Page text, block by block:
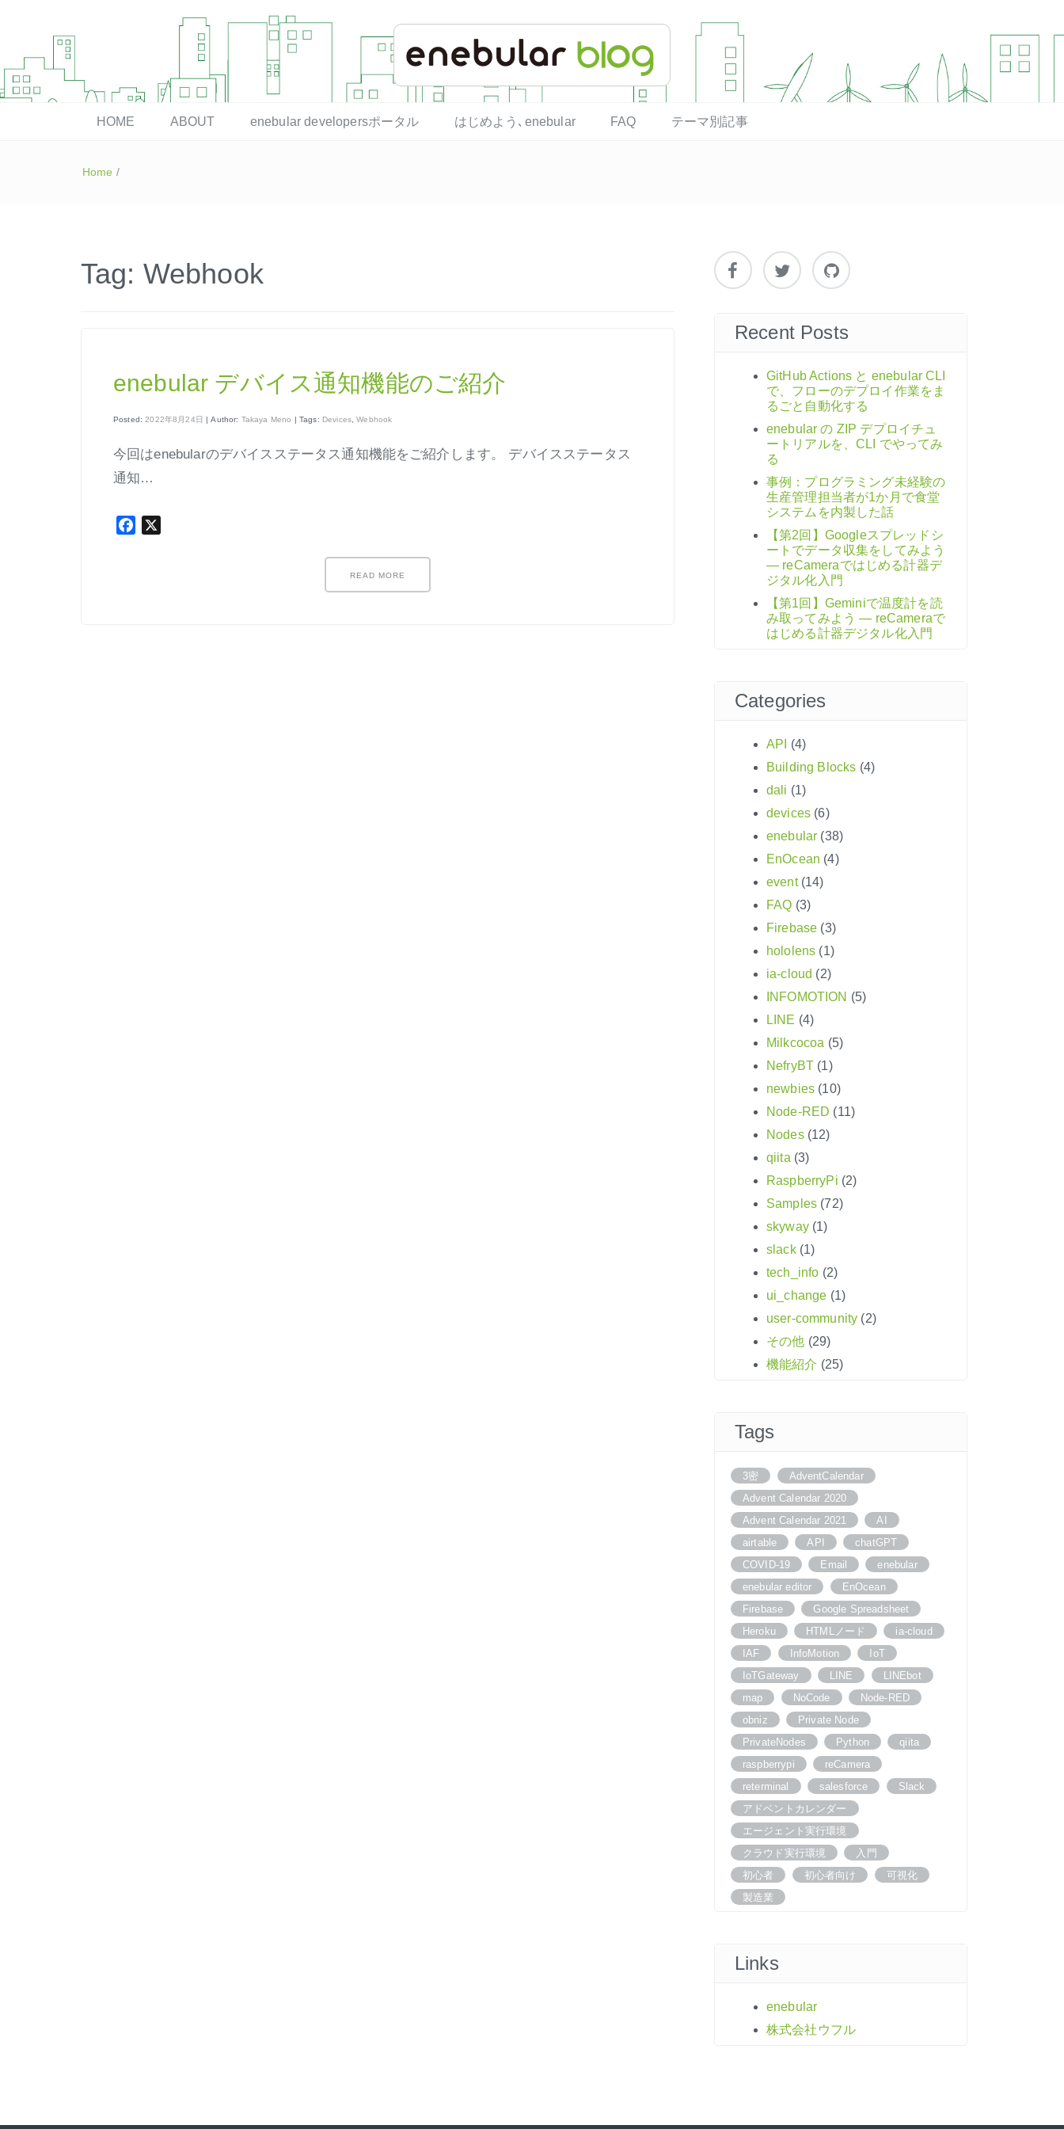
enebular 公式 技術ブログ
HOME ABOUT enebular developersポータル はじめよう､enebular FAQ テーマ別記事
Home /
Tag: Webhook
enebular デバイス通知機能のご紹介
Posted:2022年8月24日 | Author: Takaya Meno | Tags: Devices,Webhook
今回はenebularのデバイスステータス通知機能をご紹介します。 デバイスステータス
通知…
Facebook
READ MORE
Recent Posts
GitHub Actions と enebular CLI
で、フローのデプロイ作業をま
るごと自動化する
enebular の ZIP デプロイチュ
ートリアルを、CLI でやってみ
る
事例：プログラミング未経験の
生産管理担当者が1か月で食堂
システムを内製した話
【第2回】Googleスプレッドシ
ートでデータ収集をしてみよう
― reCameraではじめる計器デ
ジタル化入門
【第1回】Geminiで温度計を読
み取ってみよう ― reCameraで
はじめる計器デジタル化入門
Categories
API
(4)
Building Blocks (4)
dali (1)
devices (6)
enebular (38)
EnOcean (4)
event(14)
FAQ (3)
Firebase (3)
hololens (1)
ia-cloud (2)
INFOMOTION (5)
LINE (4)
Milkcocoa (5)
NefryBT (1)
newbies (10)
Node-RED (11)
Nodes(12)
qiita (3)
RaspberryPi (2)
Samples (72)
skyway(1)
slack(1)
tech_info (2)
ui_change (1)
user-community (2)
その他 (29)
機能紹介 (25)
Tags
3密
AdventCalendar
Advent Calendar 2020
Advent Calendar 2021
AI
airtable
API
chatGPT
COVID-19
Email
enebular
enebular editor
EnOcean
Firebase
Google Spreadsheet
Heroku
HTMLノード
ia-cloud
IAF
InfoMotion
IoT
IoTGateway
LINE
LINEbot
map
NoCode
Node-RED
obniz
Private Node
PrivateNodes
Python
qiita
raspberrypi
reCamera
reterminal
salesforce
Slack
アドベントカレンダー
エージェント実行環境
クラウド実行環境
入門
初心者
初心者向け
可視化
製造業
Links
enebular
株式会社ウフル